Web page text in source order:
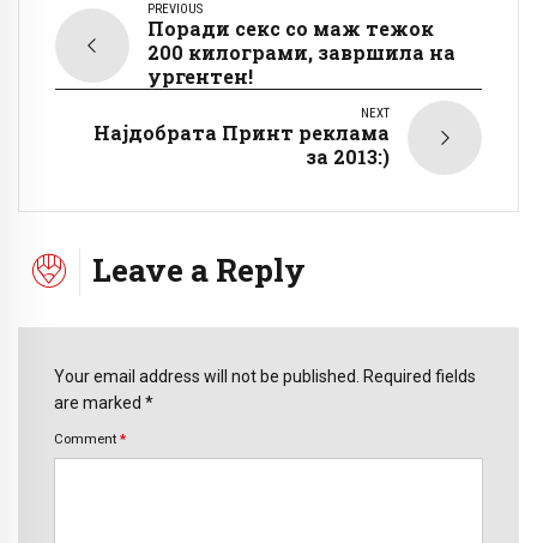
PREVIOUS
Поради секс со маж тежок
200 килограми, завршила на
ургентен!
NEXT
Најдобрата Принт реклама
за 2013:)
Leave a Reply
Your email address will not be published. Required fields
are marked *
Comment *